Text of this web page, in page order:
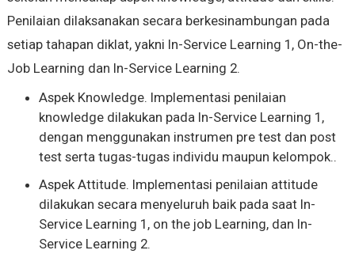
Penilaian dilaksanakan secara berkesinambungan pada
setiap tahapan diklat, yakni In-Service Learning 1, On-the-
Job Learning dan In-Service Learning 2.
Aspek Knowledge. Implementasi penilaian
knowledge dilakukan pada In-Service Learning 1,
dengan menggunakan instrumen pre test dan post
test serta tugas-tugas individu maupun kelompok..
Aspek Attitude. Implementasi penilaian attitude
dilakukan secara menyeluruh baik pada saat In-
Service Learning 1, on the job Learning, dan In-
Service Learning 2.